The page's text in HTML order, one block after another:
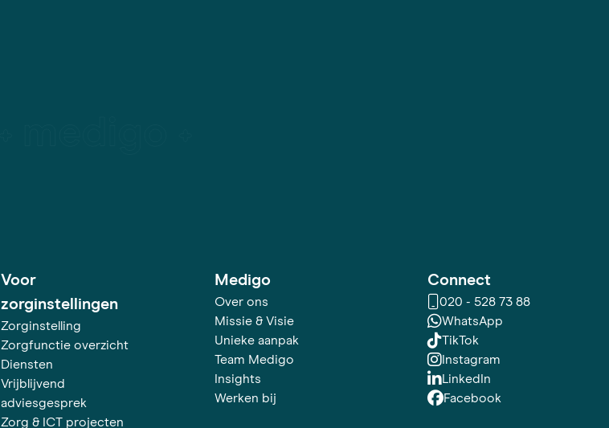
Voor
zorginstellingen
Zorginstelling
Zorgfunctie overzicht
Diensten
Vrijblijvend
adviesgesprek
Zorg & ICT projecten
Medigo
Over ons
Missie & Visie
Unieke aanpak
Team Medigo
Insights
Werken bij
Connect
020 - 528 73 88
WhatsApp
TikTok
Instagram
LinkedIn
Facebook